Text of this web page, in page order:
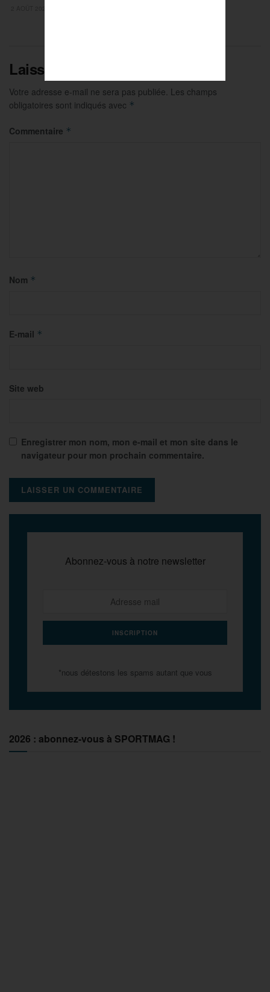
Laisser un commentaire
Votre adresse e-mail ne sera pas publiée. Les champs
obligatoires sont indiqués avec *
Commentaire *
Nom *
E-mail *
Site web
Enregistrer mon nom, mon e-mail et mon site dans le
navigateur pour mon prochain commentaire.
Abonnez-vous à notre newsletter
*nous détestons les spams autant que vous
2026 : abonnez-vous à SPORTMAG !